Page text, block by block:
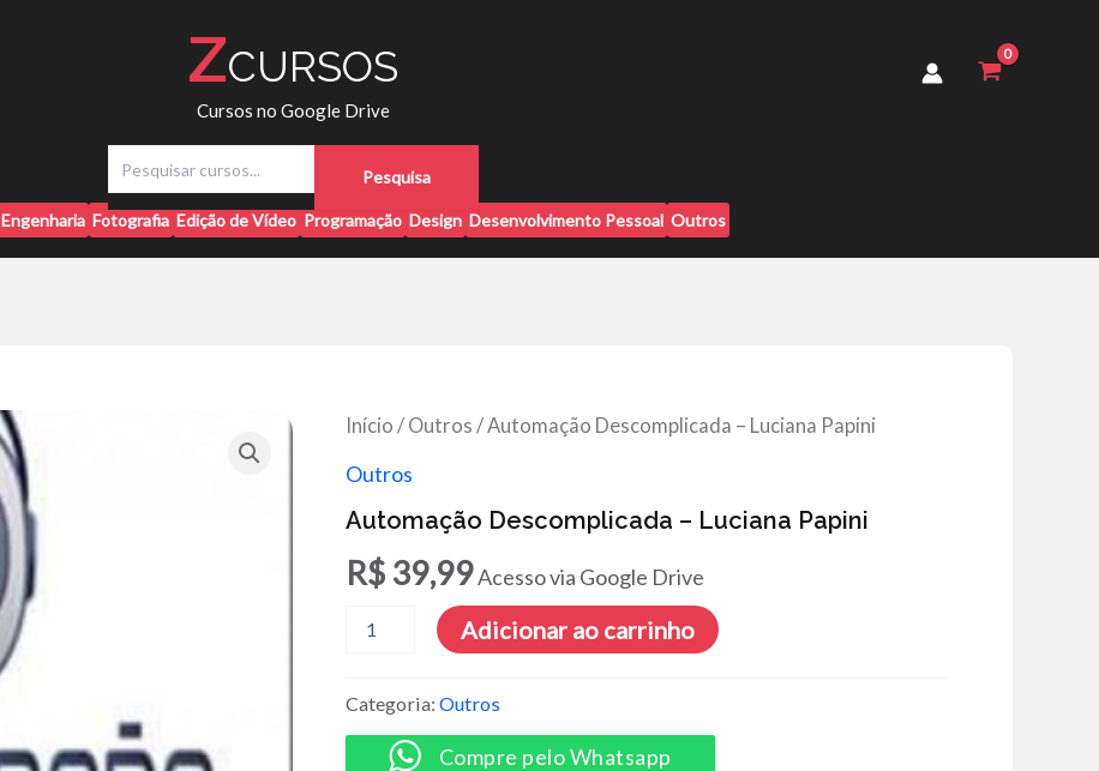
ZCURSOS
Cursos no Google Drive
q
Pesquisa
Engenharia Fotografia Edição de Vídeo Programação Design Desenvolvimento Pessoal Outros
Início / Outros / Automação Descomplicada – Luciana Papini
Outros
Automação Descomplicada – Luciana Papini
R$39,99Acesso via Google Drive
Descomplicada
Papini
quantidade
Adicionar ao carrinho
Categoria: Outros
Compre pelo Whatsapp